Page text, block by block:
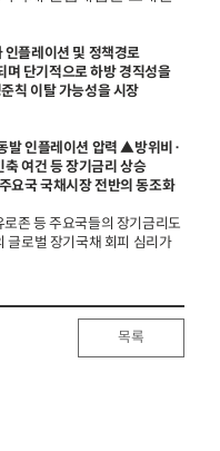
플레이션 및 정책경로
며 단기적으로 하방 경직성을
칙 이탈 가능성을 시장
발 인플레이션 압력 ▲방위비·
여건 등 장기금리 상승
요국 국채시장 전반의 동조화
로존 등 주요국들의 장기금리도
글로벌 장기국채 회피 심리가
목록